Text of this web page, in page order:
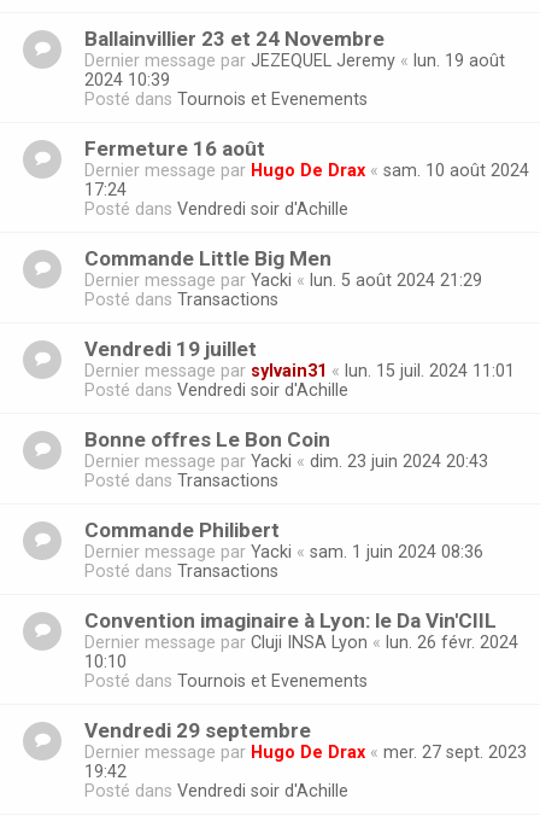
Ballainvillier 23 et 24 Novembre
Dernier message par JEZEQUEL Jeremy « lun. 19 août
2024 10:39
Posté dans Tournois et Evenements
Fermeture 16 août
Dernier message par Hugo De Drax « sam. 10 août 2024
17:24
Posté dans Vendredi soir d'Achille
Commande Little Big Men
Dernier message par Yacki « lun. 5 août 2024 21:29
Posté dans Transactions
Vendredi 19 juillet
Dernier message par sylvain31 « lun. 15 juil. 2024 11:01
Posté dans Vendredi soir d'Achille
Bonne offres Le Bon Coin
Dernier message par Yacki « dim. 23 juin 2024 20:43
Posté dans Transactions
Commande Philibert
Dernier message par Yacki « sam. 1 juin 2024 08:36
Posté dans Transactions
Convention imaginaire à Lyon: le Da Vin'CIIL
Dernier message par Cluji INSA Lyon « lun. 26 févr. 2024
10:10
Posté dans Tournois et Evenements
Vendredi 29 septembre
Dernier message par Hugo De Drax « mer. 27 sept. 2023
19:42
Posté dans Vendredi soir d'Achille